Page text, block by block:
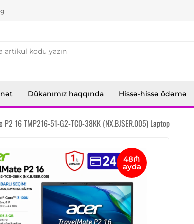
Dükanımız haqqında Hissə-hissə ödəmə
P2 16 TMP216-51-G2-TC0-38KK (NX.BJSER.005) Laptop
48₼
ayda